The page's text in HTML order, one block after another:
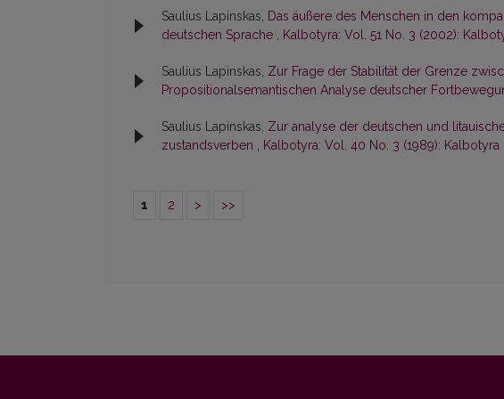
Saulius Lapinskas, Das äußere des Menschen in den
deutschen Sprache , Kalbotyra: Vol. 51 No. 3 (2002):
Saulius Lapinskas, Zur Frage der Stabilität der Grenze
Propositionalsemantischen Analyse deutscher
Saulius Lapinskas, Zur analyse der deutschen und
zustandsverben , Kalbotyra: Vol. 40 No. 3 (1989): Kalbotyra
1 2 > >>